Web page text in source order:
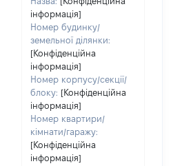
інформація]
Номер будинку/
земельної ділянки:
[Конфіденційна
інформація]
Номер корпусу/секції/
блоку: [Конфіденційна
інформація]
Номер квартири/
кімнати/гаражу:
[Конфіденційна
інформація]